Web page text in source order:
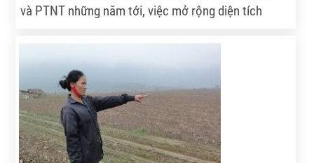
và PTNT những năm tới, việc mở rộng diện tích
nhiên, tiềm năng này vẫn chưa được khai thác hiệu
quả. Việt Nam được coi là quốc gia có diện tích
trồng hoa khá lớn, tương đương với Tây Ban Nha,
quốc gia đứng thứ 5 châu Âu về lĩnh vực này. Tuy
nhiên, kim ngạch xuất khẩu thì vẫn còn khiêm tốn.